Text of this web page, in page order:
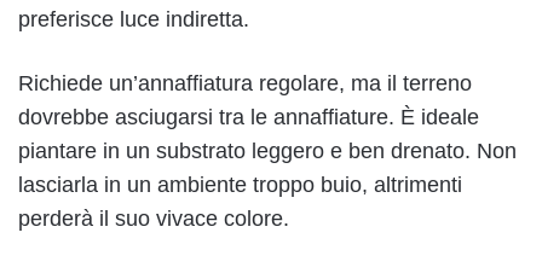
preferisce luce indiretta.
Richiede un’annaffiatura regolare, ma il terreno
dovrebbe asciugarsi tra le annaffiature. È ideale
piantare in un substrato leggero e ben drenato. Non
lasciarla in un ambiente troppo buio, altrimenti
perderà il suo vivace colore.